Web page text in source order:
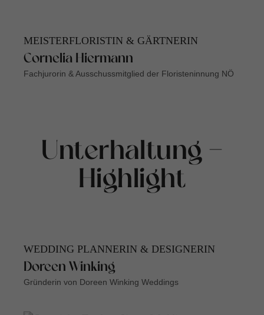
MEISTERFLORISTIN & GÄRTNERIN
Cornelia Hiermann
Fachjurorin & Ausschussmitglied der Floristeninnung NÖ
Unterhaltung -
Highlight
WEDDING PLANNERIN & DESIGNERIN
Doreen Winking
Gründerin von Doreen Winking Weddings